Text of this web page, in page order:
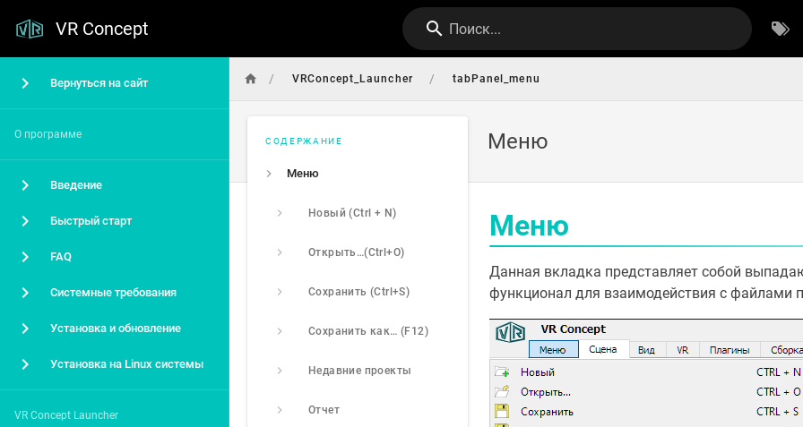
VR Concept Поиск...
Вернуться на сайт
О программе
Введение
Быстрый старт
FAQ
Системные требования
Установка и обновление
Установка на Linux системы
VR Concept Launcher
/ VRConcept_Launcher / tabPanel_menu
Меню
СОДЕРЖАНИЕ
Меню
Новый (Ctrl + N)
Открыть…(Ctrl+O)
Сохранить (Ctrl+S)
Сохранить как… (F12)
Недавние проекты
Отчет
Меню
Данная вкладка представляет собой
функционал для взаимодействия с файлами